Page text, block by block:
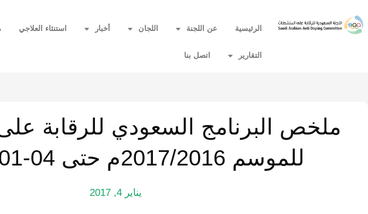
الرئيسية عن اللجنة اللجان أخبار استنثاء العلاجي
التقارير اتصل بنا
ملخص البرنامج السعودي للرقابة
للموسم 2017/2016م حتى 04-01-2017م‎‎‎‏
يناير 4, 2017